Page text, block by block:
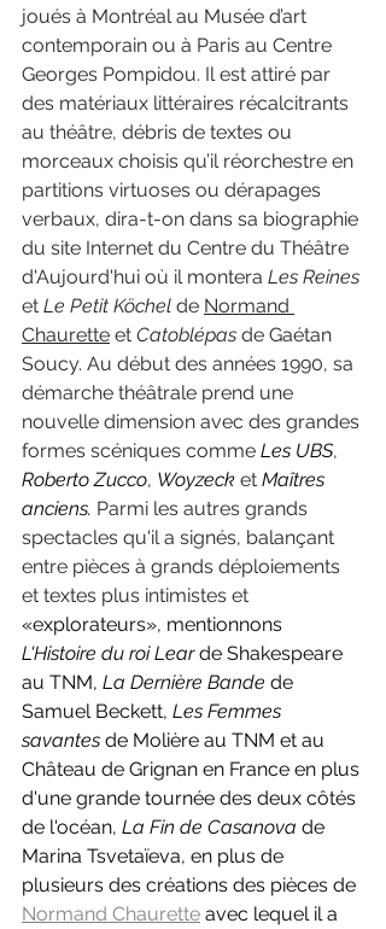
joués à Montréal au Musée d’art
contemporain ou à Paris au Centre
Georges Pompidou. Il est attiré par
des matériaux littéraires récalcitrants
au théâtre, débris de textes ou
morceaux choisis qu’il réorchestre en
partitions virtuoses ou dérapages
verbaux, dira-t-on dans sa biographie
du site Internet du Centre du Théâtre
d'Aujourd'hui où il montera Les Reines
et Le Petit Köchel de Normand
Chaurette et Catoblépas de Gaétan
Soucy. Au début des années 1990, sa
démarche théâtrale prend une
nouvelle dimension avec des grandes
formes scéniques comme Les UBS,
Roberto Zucco, Woyzeck et Maîtres
anciens. Parmi les autres grands
spectacles qu'il a signés, balançant
entre pièces à grands déploiements
et textes plus intimistes et
«explorateurs», mentionnons
L'Histoire du roi Lear de Shakespeare
au TNM, La Dernière Bande de
Samuel Beckett, Les Femmes
savantes de Molière au TNM et au
Château de Grignan en France en plus
d'une grande tournée des deux côtés
de l'océan, La Fin de Casanova de
Marina Tsvetaïeva, en plus de
plusieurs des créations des pièces de
Normand Chaurette avec lequel il a